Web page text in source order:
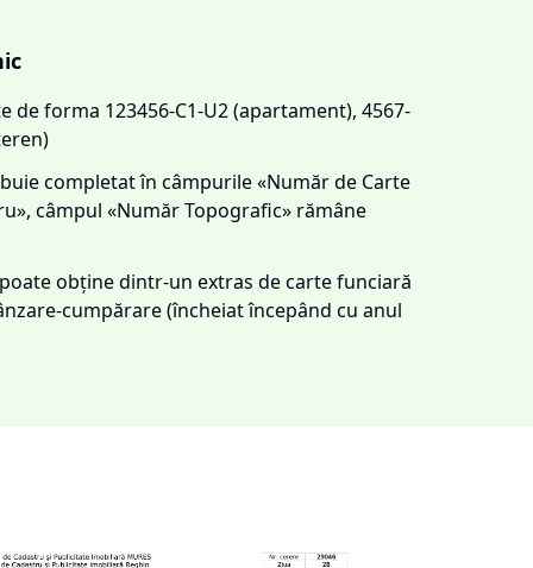
forma 123456-C1-U2 (apartament), 4567-
completat în câmpurile «Număr de Carte
câmpul «Număr Topografic» rămâne
obține dintr-un extras de carte funciară
cumpărare (încheiat începând cu anul